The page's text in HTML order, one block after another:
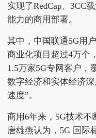
实现了RedCap、3CC
能力的商用部署。
其中，中国联通5G用
商业化项目超过4万个
1.5万家5G专网客户，
数字经济和实体经济
速度”。
商用6年来，5G技术不
唐雄燕认为，5G 国际